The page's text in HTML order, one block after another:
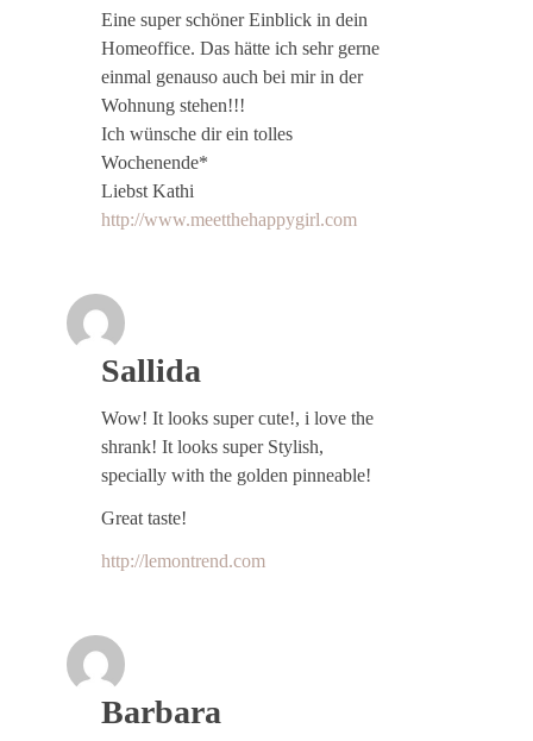
Eine super schöner Einblick in dein
Homeoffice. Das hätte ich sehr gerne
einmal genauso auch bei mir in der
Wohnung stehen!!!
Ich wünsche dir ein tolles
Wochenende*
Liebst Kathi
http://www.meetthehappygirl.com
Sallida
Wow! It looks super cute!, i love the
shrank! It looks super Stylish,
specially with the golden pinneable!
Great taste!
http://lemontrend.com
Barbara